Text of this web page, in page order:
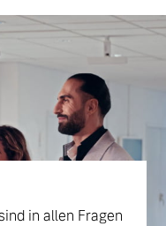
in allen Fragen